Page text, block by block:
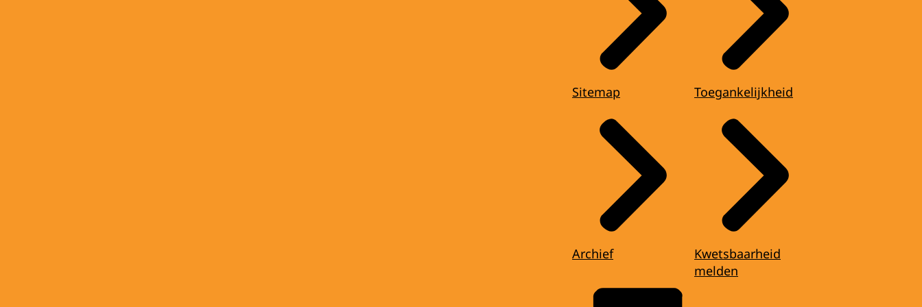
Sitemap
Archief
Toegankelijkheid
Kwetsbaarheid
melden